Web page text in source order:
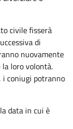
civile fisserà
di
nuovamente
loro volontà.
i coniugi potranno
data in cui è